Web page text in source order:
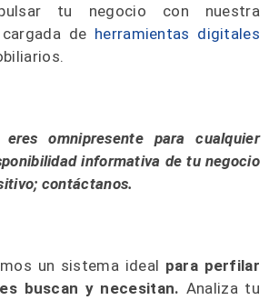
tu negocio con nuestra
de herramientas digitales
omnipresente para cualquier
informativa de tu negocio
contáctanos.
un sistema ideal para perfilar
buscan y necesitan. Analiza tu